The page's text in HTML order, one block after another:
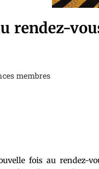
rendez-
membres
fois au rendez-